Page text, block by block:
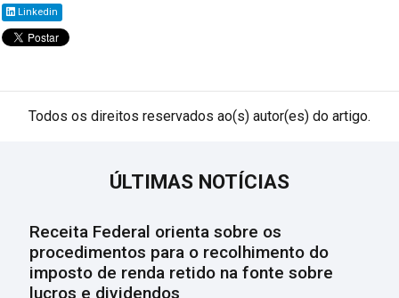
Linkedin
Todos os direitos reservados ao(s) autor(es) do artigo.
ÚLTIMAS NOTÍCIAS
Receita Federal orienta sobre os
procedimentos para o recolhimento do
imposto de renda retido na fonte sobre
lucros e dividendos